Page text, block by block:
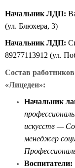
Начальник ЛДП:
(ул. Блюхера, 3)
Начальник ЛДП:
89277113912 (ул.
Состав
«Лицедеи»:
Начальник
искусств —
менеджер
Воспитатели: